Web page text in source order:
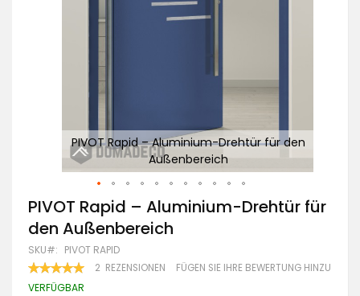
PIVOT Rapid – Aluminium-Drehtür für den
Außenbereich
Zum
Anfang
der
Bildgalerie
springen
PIVOT Rapid – Aluminium-Drehtür für
den Außenbereich
SKU PIVOT RAPID
BEWERTUNG:
100
2 REZENSIONEN FÜGEN SIE IHRE BEWERTUNG HINZU
VERFÜGBAR